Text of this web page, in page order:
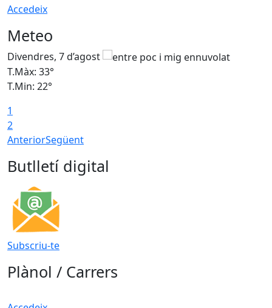
Accedeix
Meteo
Divendres, 7 d’agost
T.Màx: 33°
T.Min: 22°
1
2
AnteriorSegüent
Butlletí digital
Subscriu-te
Plànol / Carrers